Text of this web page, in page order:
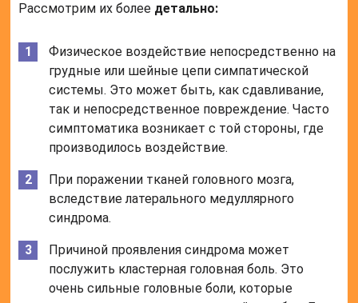
Рассмотрим их более детально:
Физическое воздействие непосредственно на
грудные или шейные цепи симпатической
системы. Это может быть, как сдавливание,
так и непосредственное повреждение. Часто
симптоматика возникает с той стороны, где
производилось воздействие.
При поражении тканей головного мозга,
вследствие латерального медуллярного
синдрома.
Причиной проявления синдрома может
послужить кластерная головная боль. Это
очень сильные головные боли, которые